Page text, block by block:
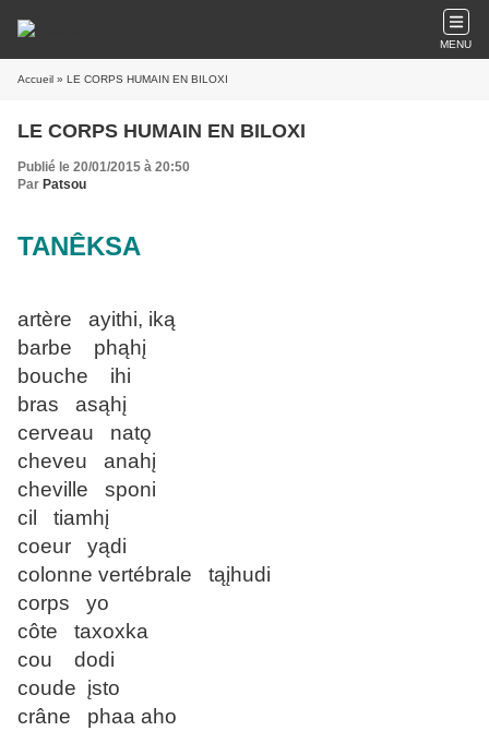
MENU
Accueil » LE CORPS HUMAIN EN BILOXI
LE CORPS HUMAIN EN BILOXI
Publié le 20/01/2015 à 20:50
Par Patsou
TANÊKSA
artère ayithi, iką
barbe phąhį
bouche ihi
bras asąhį
cerveau natǫ
cheveu anahį
cheville sponi
cil tiamhį
coeur yądi
colonne vertébrale tąįhudi
corps yo
côte taxoxka
cou dodi
coude įsto
crâne phaa aho